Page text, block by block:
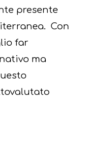
presente
Con
far
ma